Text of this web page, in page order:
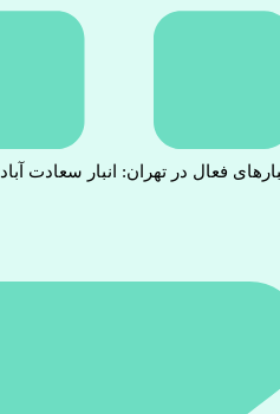
فعال در تهران: انبار سعادت آباد